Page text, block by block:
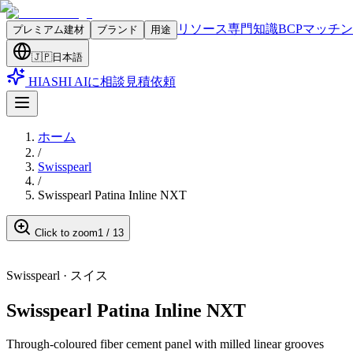
プレミアム建材 ブランド 用途 リソース専門知識BCPマッチ
🇯🇵日本語
HIASHI AIに相談 見積依頼
ホーム
/
Swisspearl
/
Swisspearl Patina Inline NXT
Click to zoom1 / 13
Swisspearl · スイス
Swisspearl Patina Inline NXT
Through-coloured fiber cement panel with milled linear grooves